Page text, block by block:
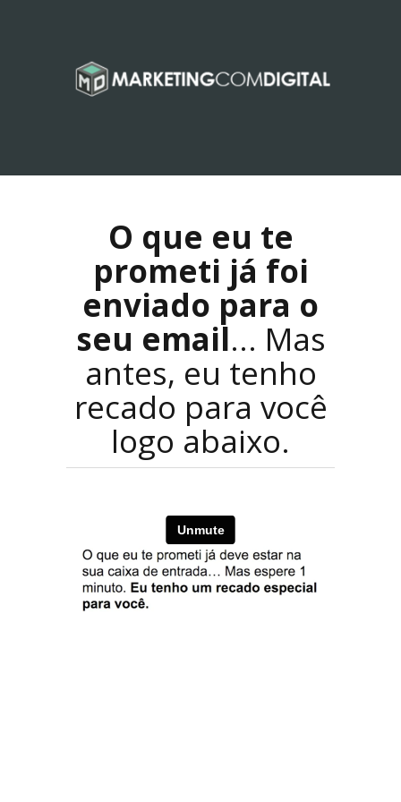
O que eu te
prometi já foi
enviado para o
seu email... Mas
antes, eu tenho
recado para você
logo abaixo.